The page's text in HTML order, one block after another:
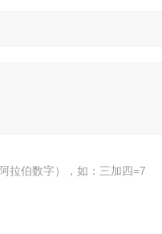
拉伯数字），如：三加四=7